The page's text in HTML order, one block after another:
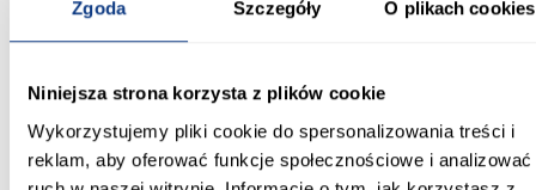
Zgoda Szczegóły O plikach cookies
Niniejsza strona korzysta z plików cookie
Wykorzystujemy pliki cookie do spersonalizowania treści i
reklam, aby oferować funkcje społecznościowe i analizować
przewody dymowe
Długość [m]:
0.5